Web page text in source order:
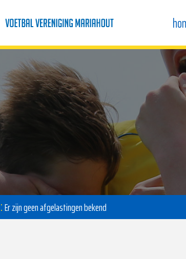
Er zijn geen afgelastingen bekend